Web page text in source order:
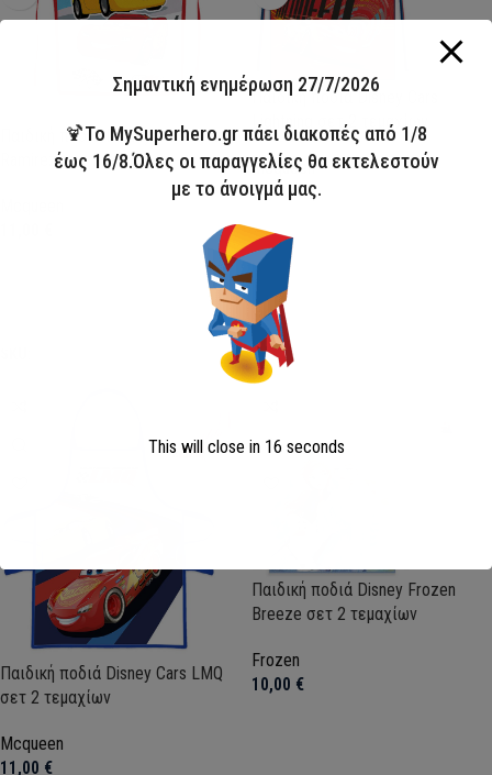
Παιδική ποδιά Disney Cars Cruz
Ramirez σετ 2 τεμαχίων
Παιδική ποδιά Disney Cars
Lightning σετ 2 τεμαχίων
Mcqueen
11,00€
Προσθήκη στο καλάθι
SKU:
Παιδική ποδιά Disney Cars LMQ
σετ 2 τεμαχίων
Mcqueen
11,00 €
Παιδική ποδιά Disney Frozen
Breeze σετ 2 τεμαχίων
Frozen
10,00 €
Σημαντική ενημέρωση 27/7/2026
🍹Το MySuperhero.gr πάει διακοπές από 1/8
έως 16/8.Όλες οι παραγγελίες θα εκτελεστούν
με το άνοιγμά μας.
This will close in 15 seconds